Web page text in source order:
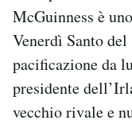
McGuinness è
Venerdì Santo
pacificazione da
presidente
vecchio rivale e